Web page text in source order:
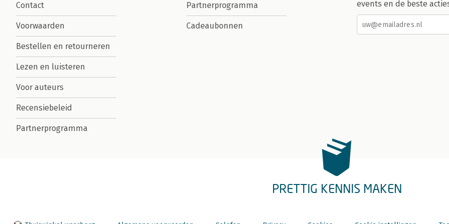
Contact
Voorwaarden
Bestellen en retourneren
Lezen en luisteren
Voor auteurs
Recensiebeleid
Partnerprogramma
Partnerprogramma
Cadeaubonnen
events en de beste
PRETTIG KENNIS MAKEN